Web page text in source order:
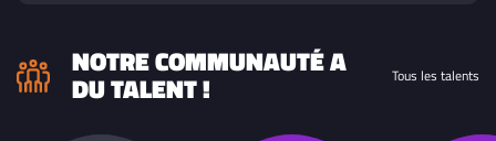
NOTRE COMMUNAUTÉ A
DU TALENT ! Tous les talents